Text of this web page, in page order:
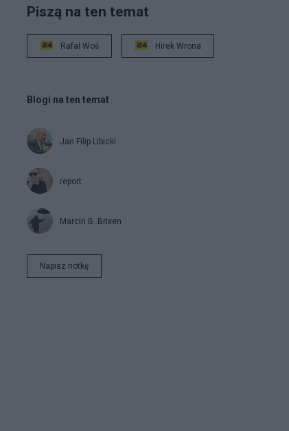
Piszą na ten temat
Rafał Woś Hirek Wrona
Blogi na ten temat
Jan Filip Libicki
report
Marcin B. Brixen
Napisz notkę